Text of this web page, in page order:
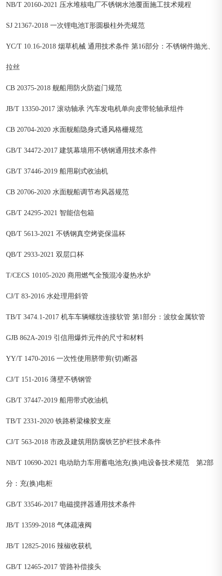
NB/T 20160-2021 压水堆核电厂不锈钢水池覆面施工技术规程
SJ 21367-2018 一次锂电池T形圆极柱外壳规范
YC/T 10.16-2018 烟草机械 通用技术条件 第16部分：不锈钢件抛光、
拉丝
CB 20375-2018 舰船用防火防盗门规范
JB/T 13350-2017 滚动轴承 汽车发电机单向皮带轮轴承组件
CB 20704-2020 水面舰船隐身式通风格栅规范
GB/T 34472-2017 建筑幕墙用不锈钢通用技术条件
GB/T 37446-2019 船用刷式收油机
CB 20706-2020 水面舰船调节布风器规范
GB/T 24295-2021 智能信包箱
QB/T 5613-2021 不锈钢真空烤瓷保温杯
QB/T 2933-2021 双层口杯
T/CECS 10105-2020 商用燃气全预混冷凝热水炉
CJ/T 83-2016 水处理用斜管
TB/T 3474.1-2017 机车车辆螺纹连接软管 第1部分：波纹金属软管
GJB 862A-2019 引信用爆炸元件的尺寸和材料
YY/T 1470-2016 一次性使用脐带剪(切)断器
CJ/T 151-2016 薄壁不锈钢管
GB/T 37447-2019 船用带式收油机
TB/T 2331-2020 铁路桥梁橡胶支座
CJ/T 563-2018 市政及建筑用防腐铁艺护栏技术条件
NB/T 10690-2021 电动助力车用蓄电池充(换)电设备技术规范 第2部
分：充(换)电柜
GB/T 33546-2017 电磁搅拌器通用技术条件
JB/T 13599-2018 气体疏液阀
JB/T 12825-2016 辣椒收获机
GB/T 12465-2017 管路补偿接头